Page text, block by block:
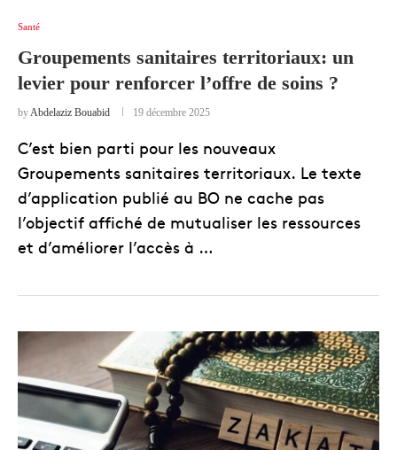
Santé
Groupements sanitaires territoriaux: un
levier pour renforcer l’offre de soins ?
byAbdelaziz Bouabid 19 décembre 2025
C’est bien parti pour les nouveaux
Groupements sanitaires territoriaux. Le texte
d’application publié au BO ne cache pas
l’objectif affiché de mutualiser les ressources
et d’améliorer l’accès à …